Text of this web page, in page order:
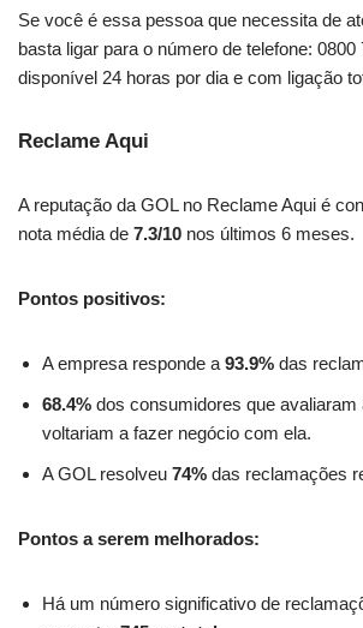
Se você é essa pessoa que necessita de
basta ligar para o número de telefone: 0800
disponível 24 horas por dia e com ligação
Reclame Aqui
A reputação da GOL no Reclame Aqui é
nota média de 7.3/10 nos últimos 6 meses.
Pontos positivos:
A empresa responde a 93.9% das
68.4% dos consumidores que avaliaram
voltariam a fazer negócio com ela.
A GOL resolveu 74% das reclamações
Pontos a serem melhorados:
Há um número significativo de